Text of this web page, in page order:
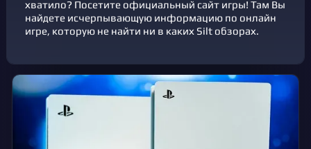
хватило? Посетите официальный сайт игры! Там Вы
найдете исчерпывающую информацию по онлайн
игре, которую не найти ни в каких Silt обзорах.